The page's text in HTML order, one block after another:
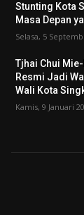
Stunting Kota
Masa Depan
Selasa, 5
Tjhai Chui
Resmi Jadi
Wali Kota
Kamis, 9 Januari